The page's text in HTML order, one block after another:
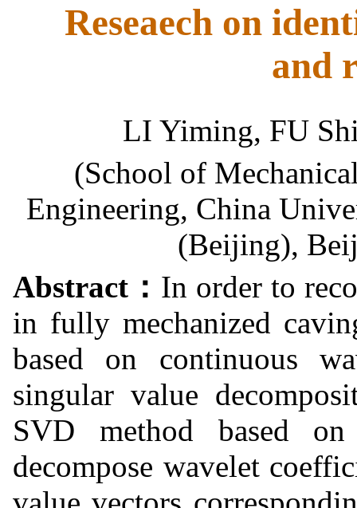
Reseaech on
and
LI Yiming, FU
(School of
Engineering, China
(Beijing),
Abstract： In order to
in fully mechanized
based on continuous
singular value
SVD method based
decompose wavelet